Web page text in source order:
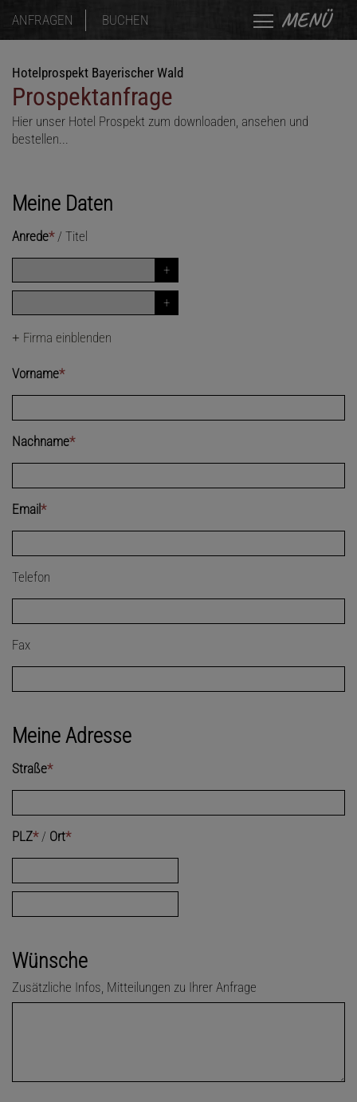
ANFRAGEN BUCHEN MENÜ
Hotelprospekt Bayerischer Wald
Prospektanfrage
Hier unser Hotel Prospekt zum downloaden, ansehen und
bestellen...
Meine Daten
Anrede*/ Titel
+ Firma einblenden
Vorname*
Nachname*
Email*
Telefon
Fax
Meine Adresse
Straße*
PLZ*/ Ort*
Wünsche
Zusätzliche Infos, Mitteilungen zu Ihrer Anfrage